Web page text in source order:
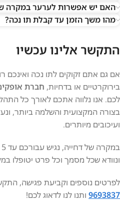
האם יש אפשרות לערער במקרה
מהו משך הזמן עד קבלת תו נכה?
התקשר אלינו עכשיו
אם גם אתם זקוקים לתו נכה ואינכם
בירוקרטיים או בדחיות, חברת
לכם. אנו נלווה אתכם לאורך כל
בצורה המקצועית והשלמה ביותר,
ועיכובים מיותרים.
ונוודא שכל מסמך וכל פרט יטופלו
לפרטים נוספים וקביעת פגישה,
9693837 ותנו לנו לדאוג לכם!